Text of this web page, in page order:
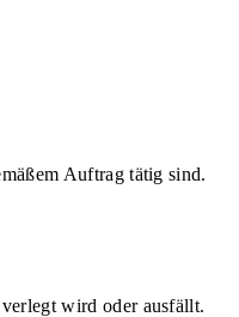
Auftrag tätig sind.
wird oder ausfällt.